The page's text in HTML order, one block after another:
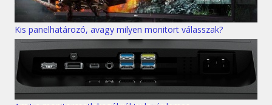
Kis panelhatározó, avagy milyen monitort válasszak?